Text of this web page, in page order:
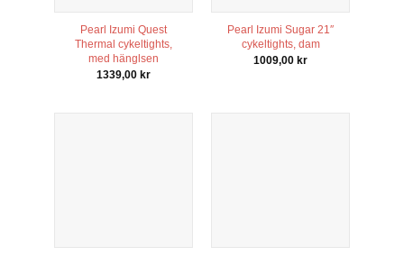
Pearl Izumi Quest
Thermal cykeltights,
med hänglsen
1339,00 kr
Pearl Izumi Sugar 21″
cykeltights, dam
1009,00kr